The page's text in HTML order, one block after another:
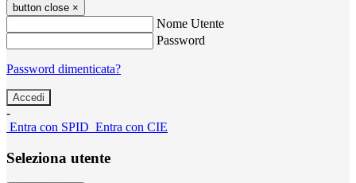
button close ×
Nome Utente
Password
Password dimenticata?
-
Entra con SPID Entra con CIE
Seleziona utente